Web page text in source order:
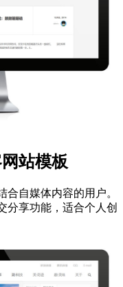
站模板
自媒体内容的用户。
分享功能，适合个人创